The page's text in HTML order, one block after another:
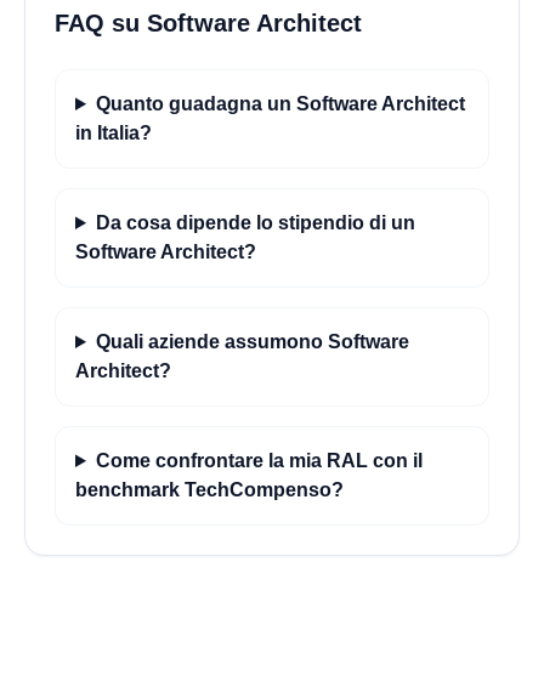
FAQ su Software Architect
Quanto guadagna un Software Architect
in Italia?
Da cosa dipende lo stipendio di un
Software Architect?
Quali aziende assumono Software
Architect?
Come confrontare la mia RAL con il
benchmark TechCompenso?